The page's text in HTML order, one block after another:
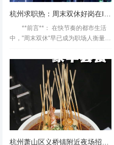
一般般啦，一般般啦，我就
几次了气氛蛮好的音质也不
招聘包厢管家,
**前言**： 在快节奏的都市生活
中，"周末双休"早已成为职场人衡量工
这座兼具互联网活力与江南诗意的城
市，越来越多求职者希望找到...
杭州萧山区义桥镇附近夜场招聘商务礼仪,一个月上几天班